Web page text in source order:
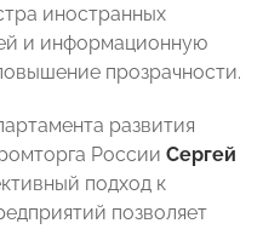
иностранных
и информационную
прозрачности.
развития
России Сергей
подход к
позволяет